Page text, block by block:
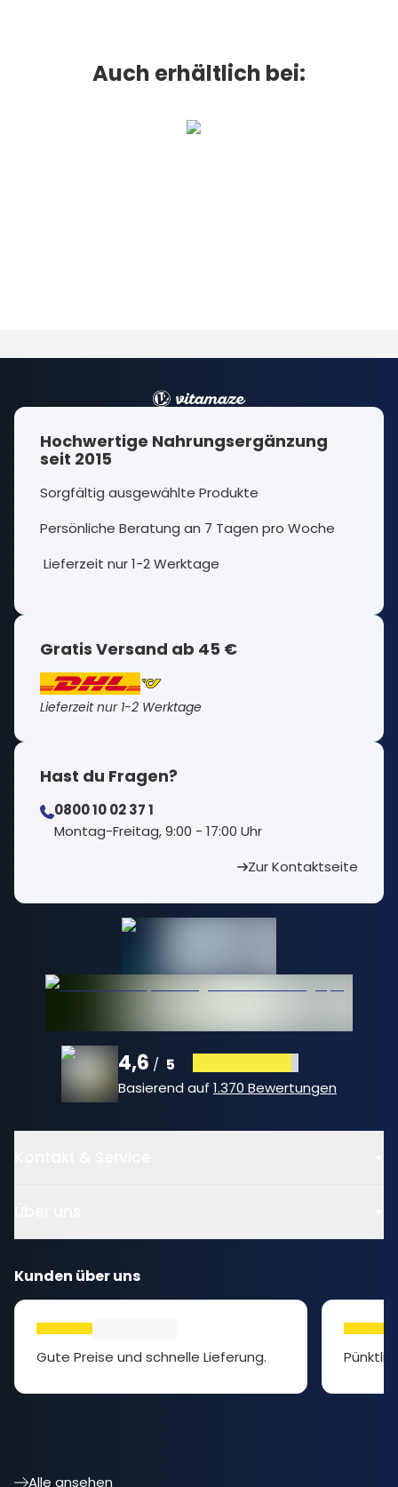
Auch erhältlich bei:
Hochwertige Nahrungsergänzung
seit 2015
Sorgfältig ausgewählte Produkte
Persönliche Beratung an 7 Tagen pro Woche
Lieferzeit nur 1-2 Werktage
Gratis Versand ab 45 €
Lieferzeit nur 1-2 Werktage
Hast du Fragen?
0800 10 02 37 1
⁠Montag-Freitag, 9:00 - 17:00 Uhr
Zur Kontaktseite
4,6 / 5
Basierend auf 1.370 Bewertungen
Kunden über uns
Gute Preise und schnelle Lieferung.
Alle ansehen